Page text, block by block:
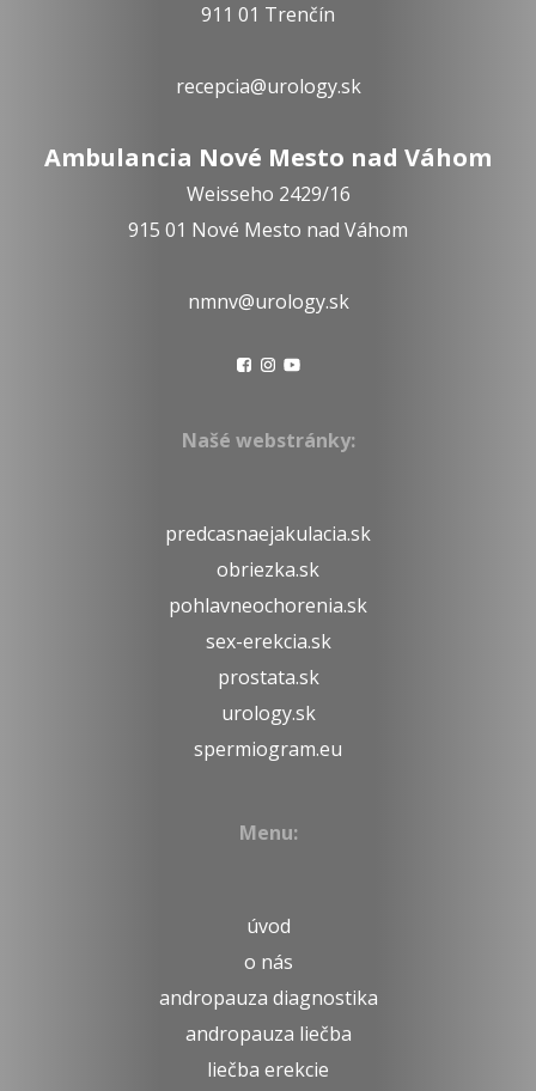
911 01 Trenčín
recepcia@urology.sk
Ambulancia Nové Mesto nad Váhom
Weisseho 2429/16
915 01 Nové Mesto nad Váhom
nmnv@urology.sk
Našé webstránky:
predcasnaejakulacia.sk
obriezka.sk
pohlavneochorenia.sk
sex-erekcia.sk
prostata.sk
urology.sk
spermiogram.eu
Menu:
úvod
o nás
andropauza diagnostika
andropauza liečba
liečba erekcie